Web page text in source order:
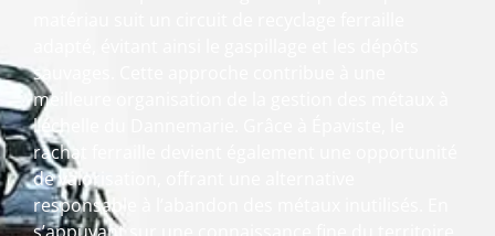
sauvages. Cette approche contribue à une
meilleure organisation de la gestion des métaux à
l’échelle du Dannemarie. Grâce à Épaviste, le
rachat ferraille devient également une opportunité
de valorisation, offrant une alternative
responsable à l’abandon des métaux inutilisés. En